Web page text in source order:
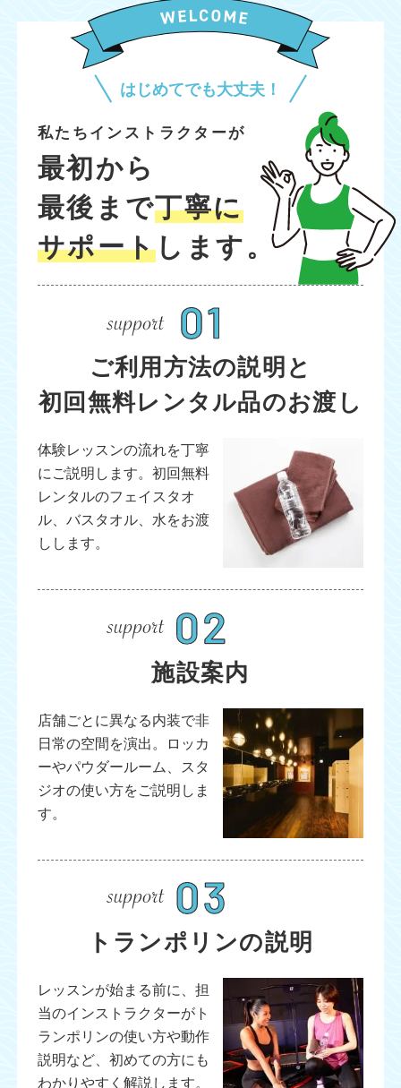
はじめてでも大丈夫！
私たちインストラクターが
最初から
最後まで丁寧に
サポートします。
ご利用方法の説明と
初回無料レンタル品のお渡し
体験レッスンの流れを丁寧
にご説明します。初回無料
レンタルのフェイスタオ
ル、バスタオル、水をお渡
しします。
施設案内
店舗ごとに異なる内装で非
日常の空間を演出。ロッカ
ーやパウダールーム、スタ
ジオの使い方をご説明しま
す。
トランポリンの説明
レッスンが始まる前に、担
当のインストラクターがト
ランポリンの使い方や動作
説明など、初めての方にも
わかりやすく解説します。